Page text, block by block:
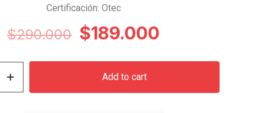
Certificación: Otec
$290.000 Original
was:
$290.000.
$189.000
is:
Add to cart